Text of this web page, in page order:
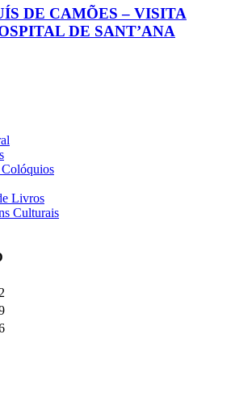
DE CAMÕES – VISITA
DE SANT’ANA
Livros
Culturais